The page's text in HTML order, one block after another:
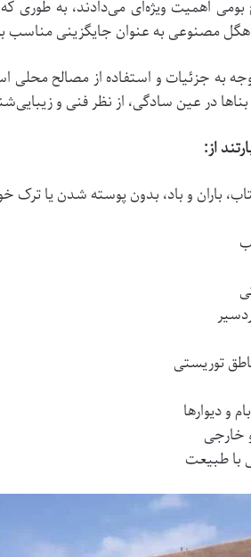
اهمیت ویژه‌ای می‌دادند، به طوری
مصنوعی به عنوان جایگزینی
به جزئیات و استفاده از مصالح محلی
در عین سادگی، از نظر فنی و
از:
باران و باد، بدون پوسته شدن یا ترک
توریستی
و دیوارها
خارجی
با طبیعت